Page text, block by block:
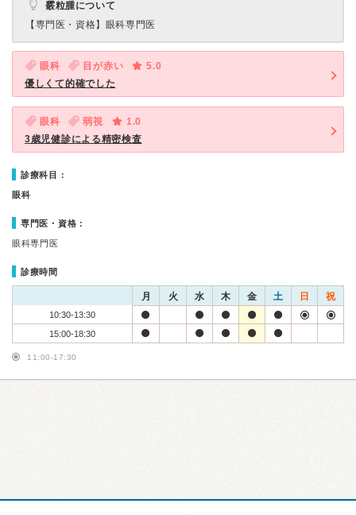
霰粒腫について
【専門医・資格】 眼科専門医
眼科 目が赤い
5.0
優しくて的確でした
眼科 弱視
1.0
3歳児健診による精密検査
診療科目：
眼科
専門医・資格：
眼科専門医
診療時間
月 火 水 木 金 土 日 祝
10:30-13:30
15:00-18:30
11:00-17:30